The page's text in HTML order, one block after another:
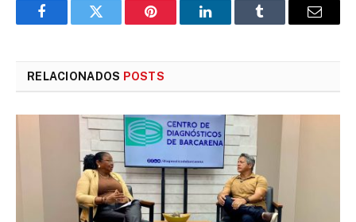
FacebookTwitter Pinterest LinkedInTumblr
E-
RELACIONADOS POSTS